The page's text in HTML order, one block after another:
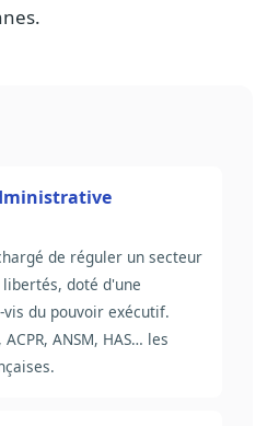
de réguler un secteur
doté d'une
vis du pouvoir exécutif.
ACPR, ANSM, HAS… les